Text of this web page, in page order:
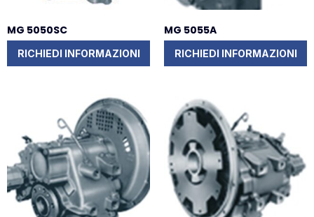
MG 5050SC
RICHIEDI INFORMAZIONI
MG 5055A
RICHIEDI INFORMAZIONI